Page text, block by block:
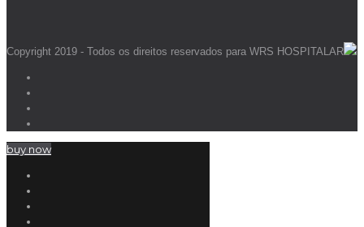
Copyright 2019 - Todos os direitos reservados para WRS HOSPITALAR
buy now